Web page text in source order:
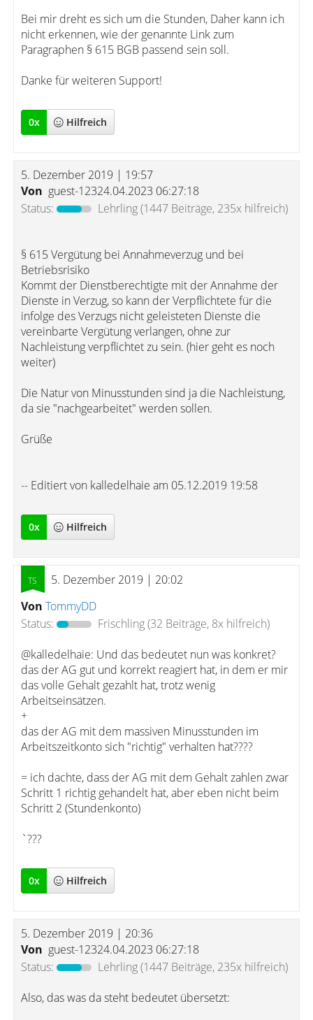
Bei mir dreht es sich um die Stunden, Daher kann ich
nicht erkennen, wie der genannte Link zum
Paragraphen § 615 BGB passend sein soll.
Danke für weiteren Support!
0x Hilfreich
5. Dezember 2019 | 19:57
Von guest-12324.04.2023 06:27:18
Status:
Lehrling(1447 Beiträge, 235x hilfreich)
§ 615 Vergütung bei Annahmeverzug und bei
Betriebsrisiko
Kommt der Dienstberechtigte mit der Annahme der
Dienste in Verzug, so kann der Verpflichtete für die
infolge des Verzugs nicht geleisteten Dienste die
vereinbarte Vergütung verlangen, ohne zur
Nachleistung verpflichtet zu sein. (hier geht es noch
weiter)
Die Natur von Minusstunden sind ja die Nachleistung,
da sie "nachgearbeitet" werden sollen.
Grüße
-- Editiert von kalledelhaie am 05.12.2019 19:58
0x Hilfreich
5. Dezember 2019 | 20:02
Von TommyDD
Status:
Frischling(32 Beiträge, 8x hilfreich)
@kalledelhaie: Und das bedeutet nun was konkret?
das der AG gut und korrekt reagiert hat, in dem er mir
das volle Gehalt gezahlt hat, trotz wenig
Arbeitseinsätzen.
+
das der AG mit dem massiven Minusstunden im
Arbeitszeitkonto sich "richtig" verhalten hat????
= ich dachte, dass der AG mit dem Gehalt zahlen zwar
Schritt 1 richtig gehandelt hat, aber eben nicht beim
Schritt 2 (Stundenkonto)
`???
0x Hilfreich
5. Dezember 2019 | 20:36
Von guest-12324.04.2023 06:27:18
Status:
Lehrling(1447 Beiträge, 235x hilfreich)
Also, das was da steht bedeutet übersetzt: